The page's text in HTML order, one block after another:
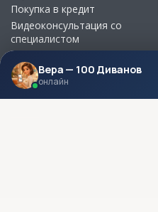
Покупка в кредит
Видеоконсультация со
специалистом
Выбор ткани для мебели без
визита в магазин
МЫ В СОЦСЕТЯХ
Вера — 100 Диванов
онлайн